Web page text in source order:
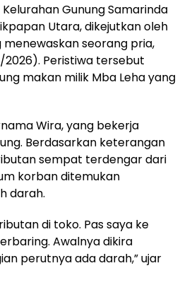
Gunung Samarinda
Utara, dikejutkan oleh
seorang pria,
2026). Peristiwa tersebut
makan milik Mba Leha yang
Wira, yang bekerja
Berdasarkan keterangan
sempat terdengar dari
korban ditemukan
darah.
di toko. Pas saya ke
Awalnya dikira
perutnya ada darah,” ujar